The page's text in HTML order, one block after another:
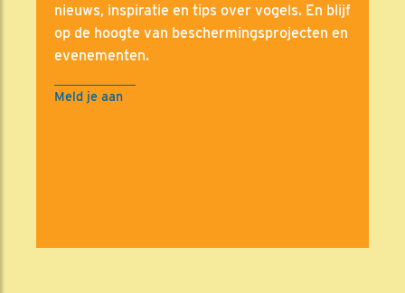
nieuws, inspiratie en tips over vogels. En blijf
op de hoogte van beschermingsprojecten en
evenementen.
Meld je aan